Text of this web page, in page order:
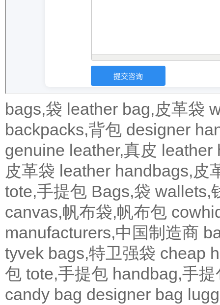
bags,袋 leather bag,皮革袋
backpacks,背包 designer
genuine leather,真皮 leather
皮革袋 leather handbags,皮
tote,手提包 Bags,袋 wallets,
canvas,帆布袋,帆布包
manufacturers,中国制造商
tyvek bags,特卫强袋 cheap
包 tote,手提包 handbag,手提
candy bag designer bag